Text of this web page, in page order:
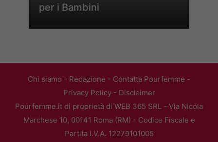
per i Bambini
Chi siamo - Redazione - Contatta Pourfemme -
Privacy Policy- Disclaimer
Pourfemme.it di proprietà di WEB 365 SRL - Via Nicola
Marchese 10, 00141 Roma (RM) - Codice Fiscale e
Partita I.V.A. 12279101005